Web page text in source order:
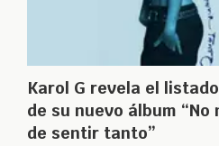
Karol G revela el
de su nuevo álbum
de sentir tanto”